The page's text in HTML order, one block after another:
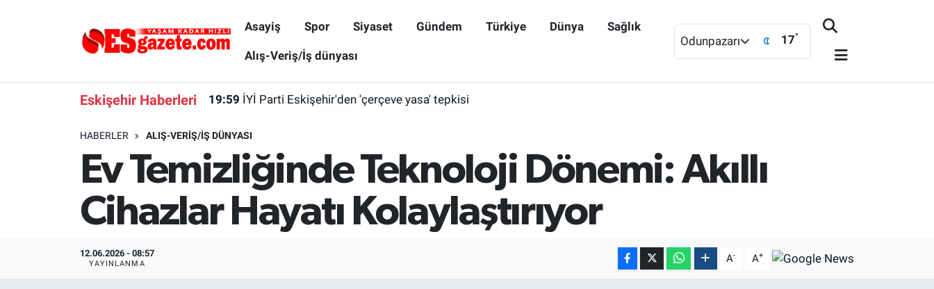
Asayiş Spor Siyaset Gündem Türkiye Dünya Sağlık
Alış-Veriş/İş dünyası
Odunpazarı 17°
Eskişehir Haberleri 19:59 İYİ Parti Eskişehir'den 'çerçeve yasa' tepkisi
HABERLER ALIŞ-VERIŞ/İŞ DÜNYASI
Ev Temizliğinde Teknoloji Dönemi: Akıllı
Cihazlar Hayatı Kolaylaştırıyor
12.06.2026 - 08:57
YAYINLANMA A- A+
Eskişehirspor Arşivi
Eskişehir Arşivi
Eskişehir Nöbetçi Eczaneler
Süper Lig Puan Durumu ve Fikstür
Tüm Manşetler
Haber Arşivi